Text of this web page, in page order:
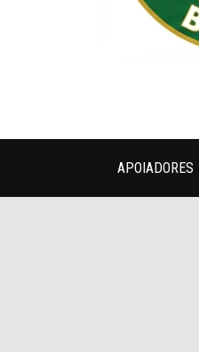
APOIADORES